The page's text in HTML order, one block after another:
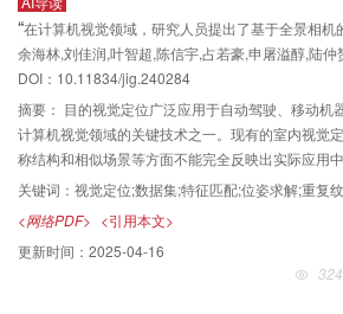
合提供了更丰富的信息。同时，采用了最小点距离
distance based intersection over union，MPDIoU
测性能。结果对比实验表明，与原RT-DETR算法相
量下降了25%，精度、召回率、平均精度均值（
mAP）分别提高了2.3%、5.5%、5.2%；与
YOLO-s相比，在模型网络参数量较低的情况下
5.2%、1.8%。结论本文提出的HK-DETR算法能够
复杂环境的持刀危险行为检测场景，相较于其他参
得到了充分的展现。
“在计算机视觉领域，研究人员提出了基于全景相机
数据集，为评估视觉定位算法提供全面解决方案。”
余海林,刘佳润,叶智超,陈信宇,占若豪,申屠溢醇,陆仲
DOI：10.11834/jig.240284
摘要： 目的视觉定位广泛应用于自动驾驶、移动机
计算机视觉领域的关键技术之一。现有的室内视觉
称结构和相似场景等方面不能完全反映出实际应用
映视觉定位在实际应用中的问题。针对这些问题，
尺度室内视觉定位基准数据集。方法选取了4种在
定位场景，使用全景相机对选取场景进行分时段稠
的室内全景数据。设计一种面向大尺度场景的全景
高效准确地重建；同时设计一种基于建筑计算机辅
关键词： 视觉定位;数据集;特征匹配;位姿求解;重复
<网络PDF> <引用本文>
更新时间： 2025-04-16
324